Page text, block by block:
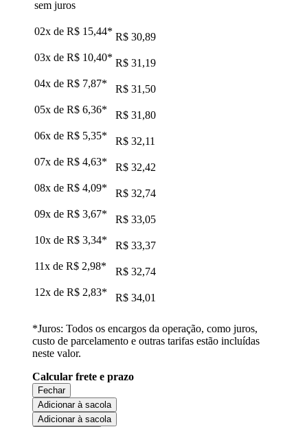
sem juros
02x de R$ 15,44* R$ 30,89
03x de R$ 10,40* R$ 31,19
04x de R$ 7,87*
R$ 31,50
05x de R$ 6,36*
R$ 31,80
06x de R$ 5,35*
R$ 32,11
07x de R$ 4,63*
R$ 32,42
08x de R$ 4,09*
R$ 32,74
09x de R$ 3,67*
R$ 33,05
10x de R$ 3,34*
R$ 33,37
11x de R$ 2,98*
R$ 32,74
12x de R$ 2,83* R$ 34,01
*Juros: Todos os encargos da operação, como juros,
custo de parcelamento e outras tarifas estão incluídas
neste valor.
Calcular frete e prazo
Fechar
Adicionar à sacola
Adicionar à sacola